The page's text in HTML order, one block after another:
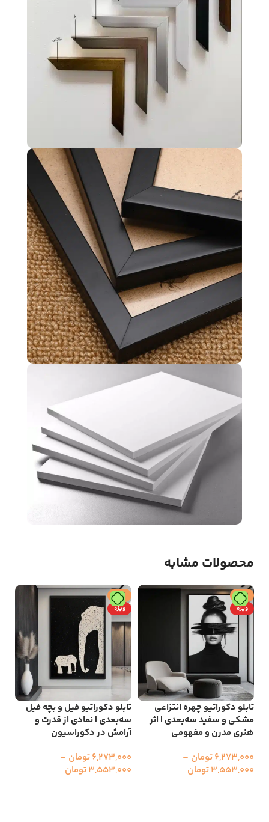
محصولات مشابه
حراج
ویژه
تابلو دکوراتیو چهره انتزاعی
مشکی و سفید سه‌بعدی | اثر
هنری مدرن و مفهومی
6,273,000تومان –
3,553,000تومان
حراج
ویژه
تابلو دکوراتیو فیل‌ و بچه فیل
سه‌بعدی | نمادی از قدرت و
آرامش در دکوراسیون
6,273,000تومان –
3,553,000تومان